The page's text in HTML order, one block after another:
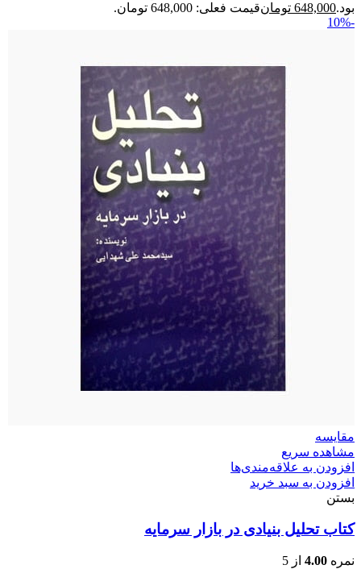
بود.648,000 تومانقیمت فعلی: 648,000 تومان.
-10%
مقایسه
مشاهده سریع
افزودن به علاقه‌مندی‌ها
افزودن به سبد خرید
بستن
کتاب تحلیل بنیادی در بازار سرمایه
نمره 4.00 از 5